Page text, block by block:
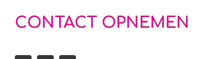
CONTACT OPNEMEN